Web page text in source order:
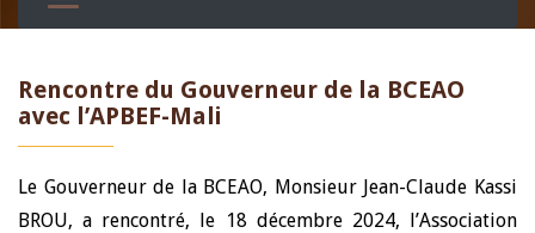
Rencontre du Gouverneur de la BCEAO
avec l’APBEF-Mali
Le Gouverneur de la BCEAO, Monsieur Jean-Claude Kassi
BROU, a rencontré, le 18 décembre 2024, l’Association